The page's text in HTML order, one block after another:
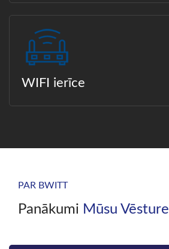
WIFI ierīce
PAR BWITT
Panākumi Mūsu Vēsture